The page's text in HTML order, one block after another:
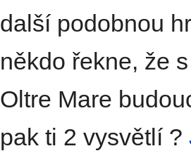
další podobnou
někdo řekne, že
Oltre Mare
pak ti 2 vysvětlí ?